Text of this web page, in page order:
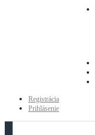
Registrácia
Prihlásenie